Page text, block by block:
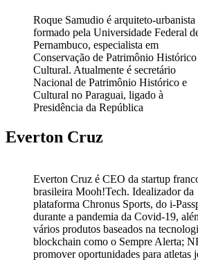
Roque Samudio é arquiteto-urbanista
formado pela Universidade Federal
Pernambuco, especialista em
Conservação de Patrimônio Histórico
Cultural. Atualmente é secretário
Nacional de Patrimônio Histórico e
Cultural no Paraguai, ligado à
Presidência da República
Everton Cruz
Everton Cruz é CEO da startup
brasileira Mooh!Tech. Idealizador da
plataforma Chronus Sports, do i-
durante a pandemia da Covid-19,
vários produtos baseados na
blockchain como o Sempre Alerta;
promover oportunidades para atletas